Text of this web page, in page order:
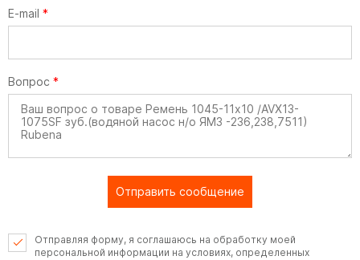
E-mail *
Вопрос *
Отправить сообщение
Отправляя форму, я соглашаюсь на обработку моей
персональной информации на условиях, определенных